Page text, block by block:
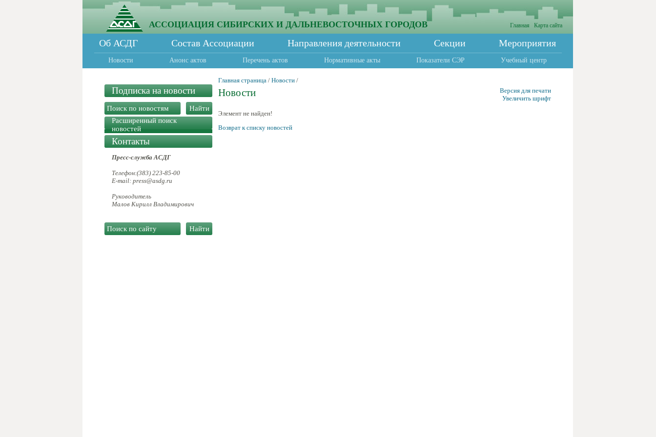
АССОЦИАЦИЯ СИБИРСКИХ И ДАЛЬНЕВОСТОЧНЫХ ГОРОДОВ Главная Карта сайта
Об АСДГ Состав Ассоциации Направления деятельности Секции Мероприятия
Новости Анонс актов Перечень актов Нормативные акты Показатели СЭР Учебный центр
Подписка на новости
Расширенный поиск
новостей
Контакты
Пресс-служба АСДГ
Телефон:(383) 223-85-00
E-mail: press@asdg.ru
Руководитель
Малов Кирилл Владимирович
Главная страница / Новости /
Новости
Версия для печати
Увеличить шрифт
Элемент не найден!
Возврат к списку новостей